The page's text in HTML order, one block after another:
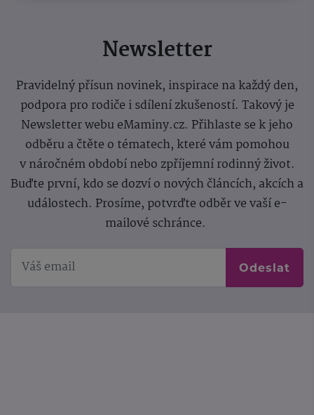
Newsletter
Pravidelný přísun novinek, inspirace na každý den,
podpora pro rodiče i sdílení zkušeností. Takový je
Newsletter webu eMaminy.cz. Přihlaste se k jeho
odběru a čtěte o tématech, které vám pomohou
v náročném období nebo zpříjemní rodinný život.
Buďte první, kdo se dozví o nových článcích, akcích a
událostech. Prosíme, potvrďte odběr ve vaší e-
mailové schránce.
Odeslat